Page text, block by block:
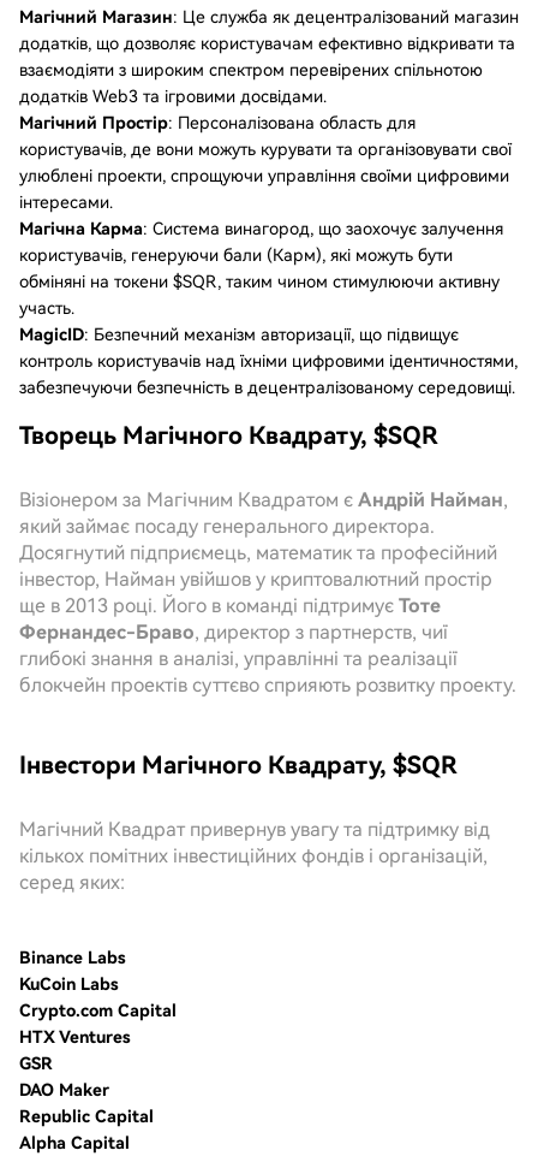
Магічний Магазин: Це служба як децентралізований магазин
додатків, що дозволяє користувачам ефективно відкривати та
взаємодіяти з широким спектром перевірених спільнотою
додатків Web3 та ігровими досвідами.
Магічний Простір: Персоналізована область для
користувачів, де вони можуть курувати та організовувати свої
улюблені проекти, спрощуючи управління своїми цифровими
інтересами.
Магічна Карма: Система винагород, що заохочує залучення
користувачів, генеруючи бали (Карм), які можуть бути
обміняні на токени $SQR, таким чином стимулюючи активну
участь.
MagicID: Безпечний механізм авторизації, що підвищує
контроль користувачів над їхніми цифровими ідентичностями,
забезпечуючи безпечність в децентралізованому середовищі.
Творець Магічного Квадрату, $SQR
Візіонером за Магічним Квадратом є Андрій Найман,
який займає посаду генерального директора.
Досягнутий підприємець, математик та професійний
інвестор, Найман увійшов у криптовалютний простір
ще в 2013 році. Його в команді підтримує Тоте
Фернандес-Браво, директор з партнерств, чиї
глибокі знання в аналізі, управлінні та реалізації
блокчейн проектів суттєво сприяють розвитку проекту.
Інвестори Магічного Квадрату, $SQR
Магічний Квадрат привернув увагу та підтримку від
кількох помітних інвестиційних фондів і організацій,
серед яких:
Binance Labs
KuCoin Labs
Crypto.com Capital
HTX Ventures
GSR
DAO Maker
Republic Capital
Alpha Capital